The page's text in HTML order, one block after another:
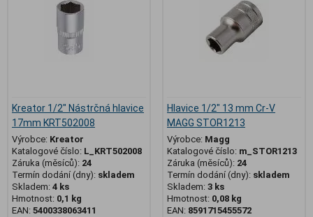
Kreator 1/2" Nástrčná hlavice
17mm KRT502008
Výrobce: Kreator
Katalogové číslo: L_KRT502008
Záruka (měsíců): 24
Termín dodání (dny): skladem
Skladem: 4 ks
Hmotnost: 0,1 kg
EAN: 5400338063411
Hlavice 1/2" 13 mm Cr-V
MAGG STOR1213
Výrobce: Magg
Katalogové číslo: m_STOR1213
Záruka (měsíců): 24
Termín dodání (dny): skladem
Skladem: 3 ks
Hmotnost: 0,08 kg
EAN: 8591715455572